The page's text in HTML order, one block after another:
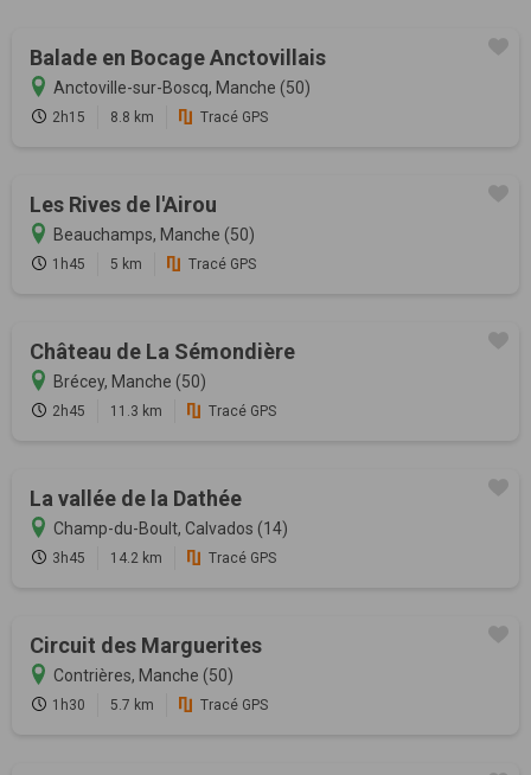
Balade en Bocage Anctovillais
Anctoville-sur-Boscq, Manche (50)
2h15 8.8 km Tracé GPS
Les Rives de l'Airou
Beauchamps, Manche (50)
1h45 5 km Tracé GPS
Château de La Sémondière
Brécey, Manche (50)
2h45 11.3 km Tracé GPS
La vallée de la Dathée
Champ-du-Boult, Calvados (14)
3h45 14.2 km Tracé GPS
Circuit des Marguerites
Contrières, Manche (50)
1h30 5.7 km Tracé GPS